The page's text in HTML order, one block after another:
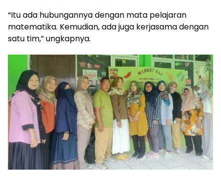
“Itu ada hubungannya dengan mata pelajaran
matematika. Kemudian, ada juga kerjasama dengan
satu tim,” ungkapnya.